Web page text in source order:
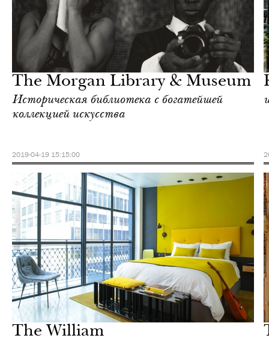
The Morgan Library & Museum
Историческая библиотека с богатейшей
коллекцией искусства
2019-04-19 15:15:00
Йорк
The William
среда
Йорк